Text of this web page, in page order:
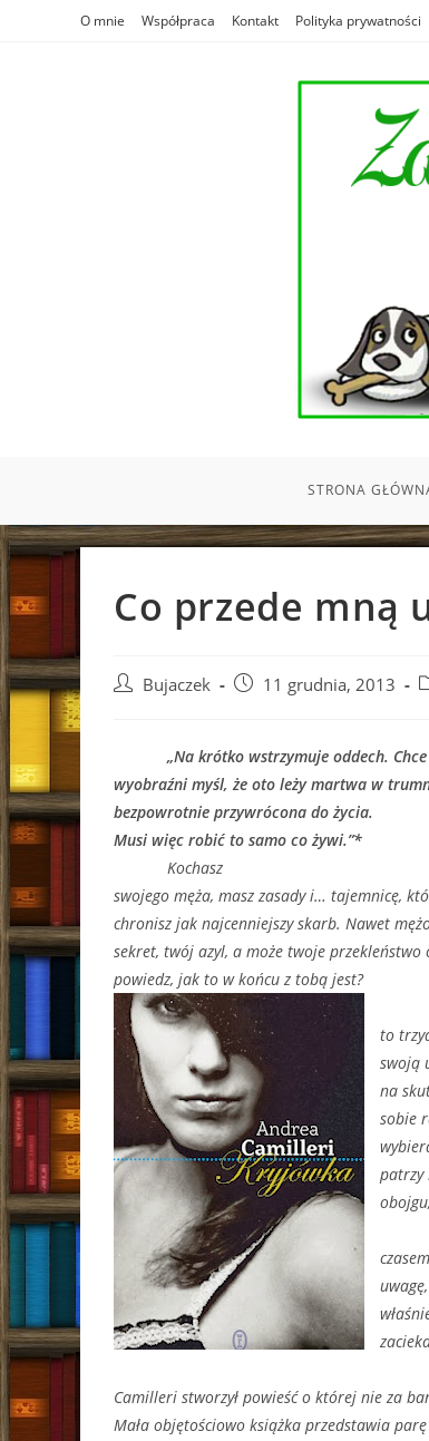
O mnie Współpraca Kontakt Polityka prywatności
STRONA
Co przede mną
Post Bujaczek
Post 11 grudnia, 2013
„Na krótko wstrzymuje oddech.
wyobraźni myśl, że oto leży martwa w
bezpowrotnie przywrócona do życia.
Musi więc robić to samo co żywi.”*
Kochasz
swojego męża, masz zasady i… tajemnicę,
chronisz jak najcenniejszy skarb. Nawet
sekret, twój azyl, a może twoje przekleństwo
powiedz, jak to w końcu z tobą jest?
to
swoją
na
sobie
patrzy
Camilleri stworzył powieść o której nie za
Mała objętościowo książka przedstawia